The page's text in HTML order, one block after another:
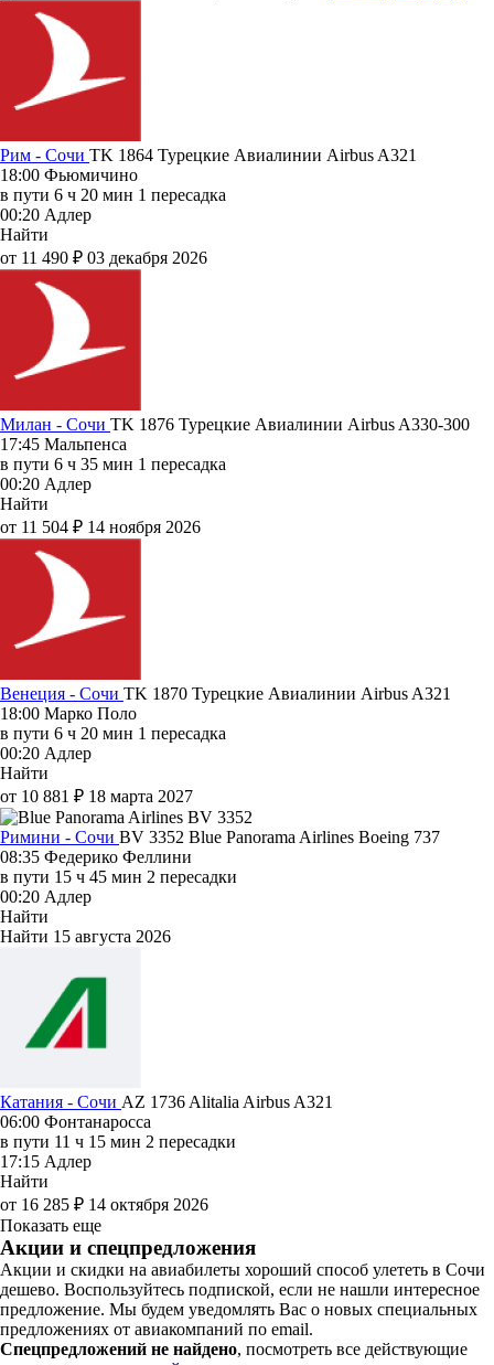
Рим - Сочи TK 1864 Турецкие Авиалинии Airbus A321
18:00 Фьюмичино
в пути 6 ч 20 мин 1 пересадка
00:20 Адлер
Найти
от 11 490 ₽ 03 декабря 2026
Милан - Сочи TK 1876 Турецкие Авиалинии Airbus A330-300
17:45 Мальпенса
в пути 6 ч 35 мин 1 пересадка
00:20 Адлер
Найти
от 11 504 ₽ 14 ноября 2026
Венеция - Сочи TK 1870 Турецкие Авиалинии Airbus A321
18:00 Марко Поло
в пути 6 ч 20 мин 1 пересадка
00:20 Адлер
Найти
от 10 881 ₽ 18 марта 2027
Римини - Сочи BV 3352 Blue Panorama Airlines Boeing 737
08:35 Федерико Феллини
в пути 15 ч 45 мин 2 пересадки
00:20 Адлер
Найти
Найти 15 августа 2026
Катания - Сочи AZ 1736 Alitalia Airbus A321
06:00 Фонтанаросса
в пути 11 ч 15 мин 2 пересадки
17:15 Адлер
Найти
от 16 285 ₽ 14 октября 2026
Показать еще
Акции и спецпредложения
Акции и скидки на авиабилеты хороший способ улететь в Сочи
дешево. Воспользуйтесь подпиской, если не нашли интересное
предложение. Мы будем уведомлять Вас о новых специальных
предложениях от авиакомпаний по email.
Спецпредложений не найдено, посмотреть все действующие